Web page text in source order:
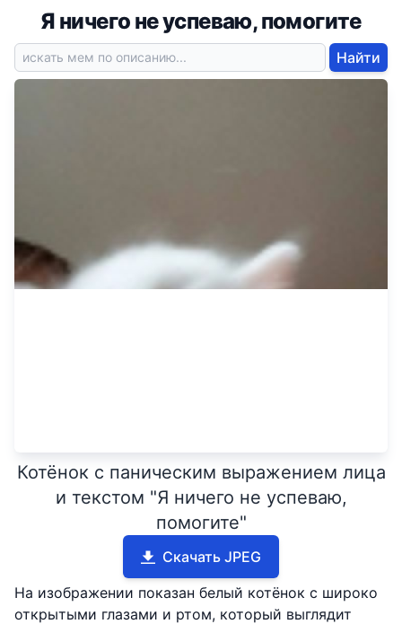
Я ничего не успеваю, помогите
Найти
Котёнок с паническим выражением лица
и текстом "Я ничего не успеваю,
помогите"
Скачать JPEG
На изображении показан белый котёнок с широко
открытыми глазами и ртом, который выглядит